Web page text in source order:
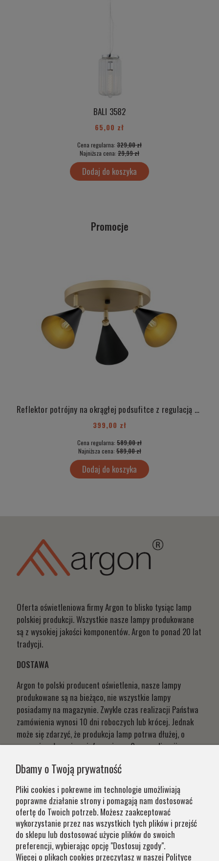
BALI 3582
65,00 zł
Cena regularna: 329,00 zł
Najniższa cena: 29,99 zł
Dodaj do koszyka
Promocje
Reflektor potrójny na okrągłej podsufitce z regulacją kąta padania światła złoty z czarnymi detalami stożek LUCINDA 6262
399,00 zł
Cena regularna: 589,00 zł
Najniższa cena:589,00 zł
Dodaj do koszyka
Oferta oświetleniowa firmy Argon to blisko tysiąc lamp
polskiej produkcji. Wszystkie nasze lampy produkowane
są z wysokiej jakości komponentów. Argon to ponad 20 lat
tradycji.
DOSTAWA
Argon to polski producent oświetlenia, nasze lampy
produkowane są na bieżąco, nie wszystkie lampy
posiadamy na magazynie. Zwykle czas realizacji Państwa
zamówienia wynosi 10 dni roboczych lub krócej. Jednak
może się zdarzyć, że produkcja lamp potrwa dłużej, o
czym niezwłocznie poinformujemy. Czas realizacji
chęci zapewnienia jak najwyższej jakości produktu. W
na zamówienie jest zaznaczony w opisie. Wierzymy, że na
nasze lampy warto czasem poczekać.
Kategorie
Dbamy o Twoją prywatność
Pliki cookies i pokrewne im technologie umożliwiają
poprawne działanie strony i pomagają nam dostosować
ofertę do Twoich potrzeb. Możesz zaakceptować
wykorzystanie przez nas wszystkich tych plików i przejść
do sklepu lub dostosować użycie plików do swoich
preferencji, wybierając opcję "Dostosuj zgody".
Więcej o plikach cookies przeczytasz w naszej Polityce